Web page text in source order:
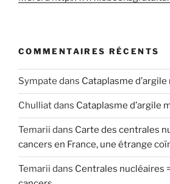
COMMENTAIRES RÉCENTS
Sympate dans Cataplasme d’argile
Chulliatdans Cataplasme d’argile
Temarii dans Carte des centrales
cancers en France, une étrange
Temarii dans Centrales nucléaires